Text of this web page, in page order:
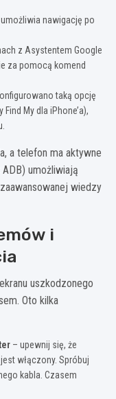
nawigację po
z Asystentem Google
za pomocą komend
taką opcję
My dla iPhone’a),
a telefon ma aktywne
umożliwiają
wiedzy
i
uszkodzonego
Oto kilka
– upewnij się, że
włączony. Spróbuj
kabla. Czasem